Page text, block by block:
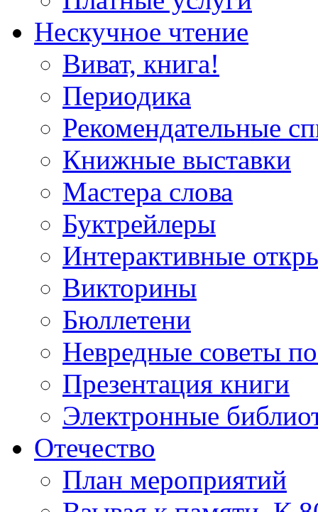
Нескучное чтение
Виват, книга!
Периодика
Рекомендательные
Книжные выставки
Мастера слова
Буктрейлеры
Интерактивные
Викторины
Бюллетени
Невредные советы
Презентация книги
Электронные
Отечество
План мероприятий